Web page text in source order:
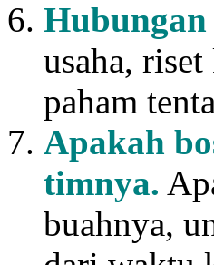
Hubungan
usaha,
paham
Apakah
timnya.
buahnya,